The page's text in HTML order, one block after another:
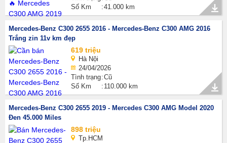
Số Km
41.000 km
Mercedes-Benz C300 2655 2016 - Mercedes-Benz C300 AMG 2016
Trắng zin 11v km đẹp
619 triệu
Hà Nội
24/04/2026
Tình trạng Cũ
Số Km
110.000 km
Mercedes-Benz C300 2655 2019 - Mercedes C300 AMG Model 2020
Đen 45.000 Miles
898 triệu
Tp.HCM